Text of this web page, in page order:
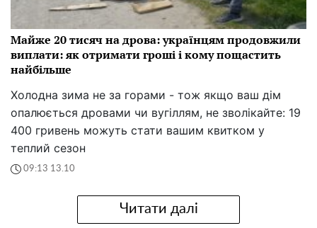
Майже 20 тисяч на дрова: українцям продовжили
виплати: як отримати гроші і кому пощастить
найбільше
Холодна зима не за горами - тож якщо ваш дім
опалюється дровами чи вугіллям, не зволікайте: 19
400 гривень можуть стати вашим квитком у
теплий сезон
09:13 13.10
Читати далі